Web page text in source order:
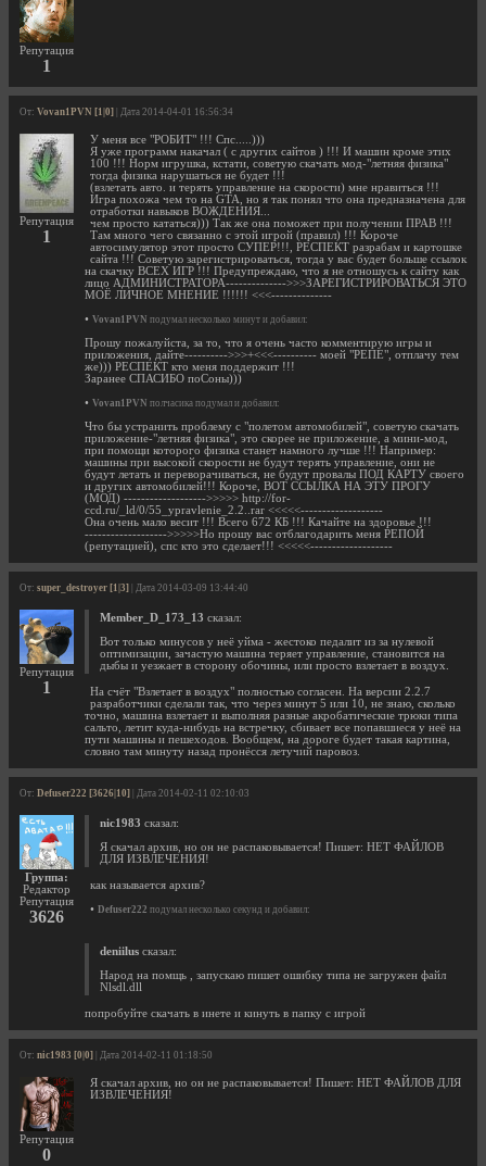
Репутация
1
От: Vovan1PVN [1|0] | Дата 2014-04-01 16:56:34
Репутация
1
У меня все "РОБИТ" !!! Спс.....)))
Я уже программ накачал ( с других сайтов ) !!! И машин кроме этих
100 !!! Норм игрушка, кстати, советую скачать мод-"летняя физика"
тогда физика нарушаться не будет !!!
(взлетать авто. и терять управление на скорости) мне нравиться !!!
Игра похожа чем то на GTA, но я так понял что она предназначена для
отработки навыков ВОЖДЕНИЯ...
чем просто кататься))) Так же она поможет при получении ПРАВ !!!
Там много чего связанно с этой игрой (правил) !!! Короче
автосимулятор этот просто СУПЕР!!!, РЕСПЕКТ разрабам и картошке
сайта !!! Советую зарегистрироваться, тогда у вас будет больше ссылок
на скачку ВСЕХ ИГР !!! Предупреждаю, что я не отношусь к сайту как
лицо АДМИНИСТРАТОРА-------------->>>ЗАРЕГИСТРИРОВАТЬСЯ ЭТО
МОЁ ЛИЧНОЕ МНЕНИЕ !!!!!! <<<--------------
• Vovan1PVN подумал несколько минут и добавил:
Прошу пожалуйста, за то, что я очень часто комментирую игры и
приложения, дайте---------->>>+<<<---------- моей "РЕПЕ", отплачу тем
же))) РЕСПЕКТ кто меня поддержит !!!
Заранее СПАСИБО поСоны)))
• Vovan1PVN полчасика подумал и добавил:
Что бы устранить проблему с "полетом автомобилей", советую скачать
приложение-"летняя физика", это скорее не приложение, а мини-мод,
при помощи которого физика станет намного лучше !!! Например:
машины при высокой скорости не будут терять управление, они не
будут летать и переворачиваться, не будут провалы ПОД КАРТУ своего
и других автомобилей!!! Короче, ВОТ ССЫЛКА НА ЭТУ ПРОГУ
(МОД) ------------------->>>>> http://for-
ccd.ru/_ld/0/55_ypravlenie_2.2..rar <<<<<-------------------
Она очень мало весит !!! Всего 672 КБ !!! Качайте на здоровье !!!
------------------->>>>>Но прошу вас отблагодарить меня РЕПОЙ
(репутацией), спс кто это сделает!!! <<<<<-------------------
От: super_destroyer [1|3] | Дата 2014-03-09 13:44:40
Репутация
1
Member_D_173_13 сказал:
Вот только минусов у неё уйма - жестоко педалит из за нулевой
оптимизации, зачастую машина теряет управление, становится на
дыбы и уезжает в сторону обочины, или просто взлетает в воздух.
На счёт "Взлетает в воздух" полностью согласен. На версии 2.2.7
разработчики сделали так, что через минут 5 или 10, не знаю, сколько
точно, машина взлетает и выполняя разные акробатические трюки типа
сальто, летит куда-нибудь на встречку, сбивает все попавшиеся у неё на
пути машины и пешеходов. Вообщем, на дороге будет такая картина,
словно там минуту назад пронёсся летучий паровоз.
От: Defuser222 [3626|10] | Дата 2014-02-11 02:10:03
Группа:
Редактор
Репутация
3626
nic1983 сказал:
Я скачал архив, но он не распаковывается! Пишет: НЕТ ФАЙЛОВ
ДЛЯ ИЗВЛЕЧЕНИЯ!
как называется архив?
• Defuser222 подумал несколько секунд и добавил:
deniilus сказал:
Народ на помщь , запускаю пишет ошибку типа не загружен файл
Nlsdl.dll
попробуйте скачать в инете и кинуть в папку с игрой
От: nic1983 [0|0] | Дата 2014-02-11 01:18:50
Репутация
0
Я скачал архив, но он не распаковывается! Пишет: НЕТ ФАЙЛОВ ДЛЯ
ИЗВЛЕЧЕНИЯ!